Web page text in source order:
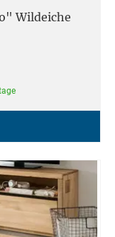
Wildeiche